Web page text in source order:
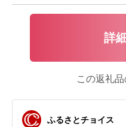
詳
この返礼
ふるさとチョイス